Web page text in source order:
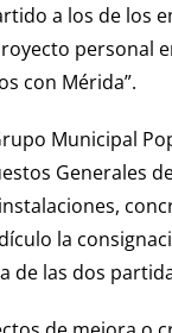
a los de los
personal
con Mérida”.
Municipal
Generales
la
de las dos